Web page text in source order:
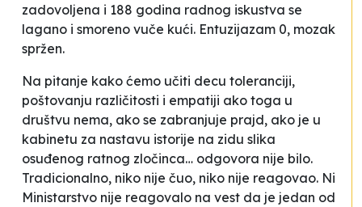
zadovoljena i 188 godina radnog iskustva se
lagano i smoreno vuče kući. Entuzijazam 0, mozak
spržen.
Na pitanje kako ćemo učiti decu toleranciji,
poštovanju različitosti i empatiji ako toga u
društvu nema, ako se zabranjuje prajd, ako je u
kabinetu za nastavu istorije na zidu slika
osuđenog ratnog zločinca… odgovora nije bilo.
Tradicionalno, niko nije čuo, niko nije reagovao. Ni
Ministarstvo nije reagovalo na vest da je jedan od